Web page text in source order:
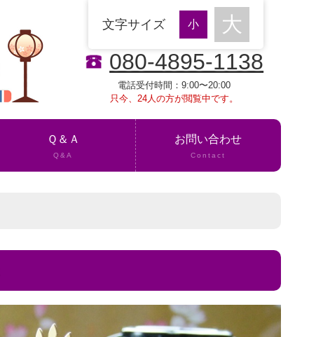
080-4895-1138
電話受付時間：9:00〜20:00
只今、24人の方が閲覧中です。
文字サイズ
Ｑ＆Ａ
Q&A
お問い合わせ
Contact